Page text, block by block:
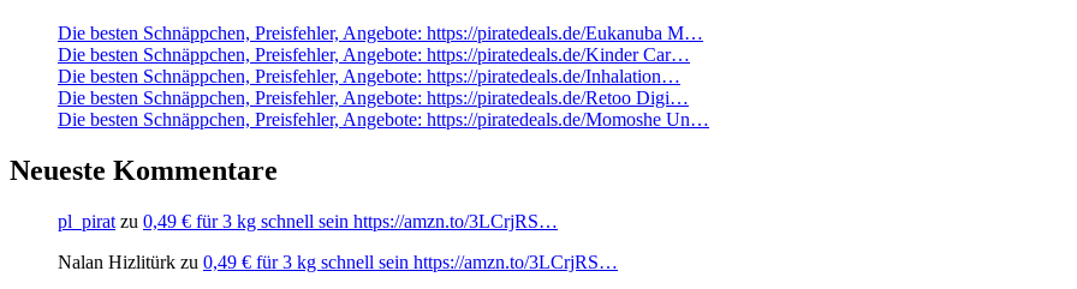
Die besten Schnäppchen, Preisfehler, Angebote: https://piratedeals.de/Eukanuba M…
Die besten Schnäppchen, Preisfehler, Angebote: https://piratedeals.de/Kinder Car…
Die besten Schnäppchen, Preisfehler, Angebote: https://piratedeals.de/Inhalation…
Die besten Schnäppchen, Preisfehler, Angebote: https://piratedeals.de/Retoo Digi…
Die besten Schnäppchen, Preisfehler, Angebote: https://piratedeals.de/Momoshe Un…
Neueste Kommentare
pl_pirat zu 0,49 € für 3 kg schnell sein https://amzn.to/3LCrjRS…
Nalan Hizlitürk zu 0,49 € für 3 kg schnell sein https://amzn.to/3LCrjRS…